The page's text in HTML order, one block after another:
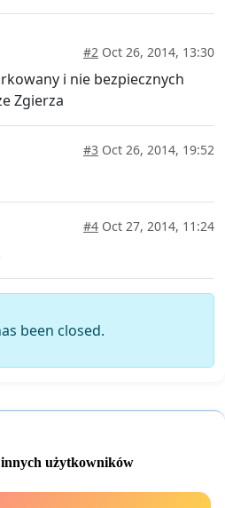
#2 Oct 26, 2014, 13:30
i nie bezpiecznych
Zgierza
#3 Oct 26, 2014, 19:52
#4 Oct 27, 2014, 11:24
been closed.
użytkowników